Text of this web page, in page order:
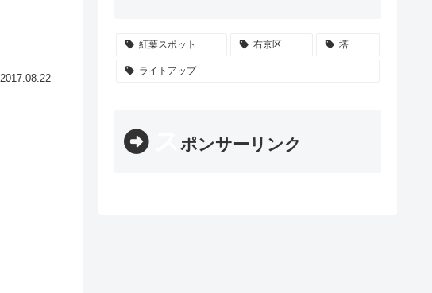
2017.08.22
紅葉スポット 右京区 塔
ライトアップ
ポンサーリンク